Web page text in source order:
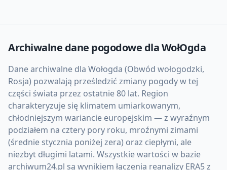
Archiwalne dane pogodowe dlaWołOgda
Dane archiwalne dla Wołogda (Obwód wołogodzki,
Rosja) pozwalają prześledzić zmiany pogody w tej
części świata przez ostatnie 80 lat. Region
charakteryzuje się klimatem umiarkowanym,
chłodniejszym wariancie europejskim — z wyraźnym
podziałem na cztery pory roku, mroźnymi zimami
(średnie stycznia poniżej zera) oraz ciepłymi, ale
niezbyt długimi latami. Wszystkie wartości w bazie
archiwum24.pl są wynikiem łączenia reanalizy ERA5 z